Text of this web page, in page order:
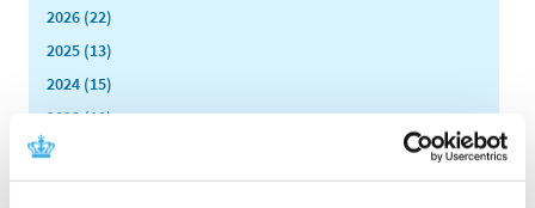
2026 (22)
2025 (13)
2024 (15)
2023 (18)
2022 (10)
2021 (32)